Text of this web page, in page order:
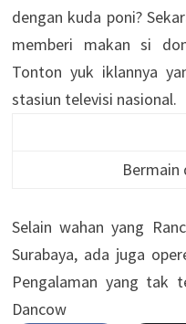
dengan kuda poni?
memberi makan si
Tonton yuk iklannya
stasiun televisi nasional.
Bermain
Selain wahan yang
Surabaya, ada juga
Pengalaman yang tak
Dancow